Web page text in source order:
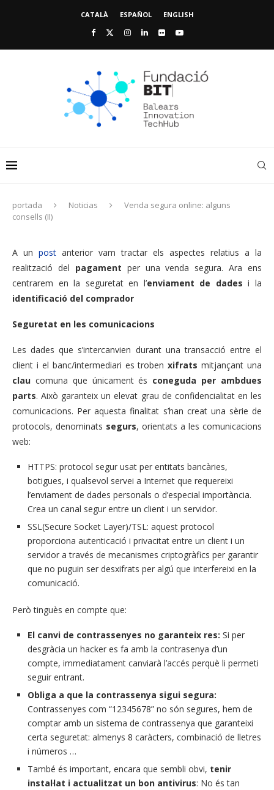
CATALÀ ESPAÑOL ENGLISH
portada Noticias
Venda segura online: alguns
consells (II)
A un post anterior vam tractar els aspectes relatius a la
realització del pagament per una venda segura. Ara ens
centrarem en la seguretat en l’enviament de dades i la
identificació del comprador
Seguretat en les comunicacions
Les dades que s’intercanvien durant una transacció entre el
client i el banc/intermediari es trobenxifrats mitjançant una
clau comuna que únicament és coneguda per ambdues
parts. Això garanteix un elevat grau de confidencialitat en les
comunicacions. Per aquesta finalitat s’han creat una sèrie de
protocols, denominats segurs, orientats a les comunicacions
web:
HTTPS: protocol segur usat per entitats bancàries,
botigues, i qualsevol servei a Internet que requereixi
l’enviament de dades personals o d’especial importància.
Crea un canal segur entre un client i un servidor.
SSL(Secure Socket Layer)/TSL: aquest protocol
proporciona autenticació i privacitat entre un client i un
servidor a través de mecanismes criptogràfics per garantir
que no puguin ser desxifrats per algú que interfereixi en la
comunicació.
Però tinguès en compte que:
El canvi de contrassenyes no garanteix res: Si per
desgràcia un hacker es fa amb la contrasenya d’un
compte, immediatament canviarà l’accés perquè li permeti
seguir entrant.
Obliga a que la contrassenya sigui segura:
Contrassenyes com “12345678” no són segures, hem de
comptar amb un sistema de contrassenya que garanteixi
certa seguretat: almenys 8 caràcters, combinació de lletres
i números …
També és important, encara que sembli obvi, tenir
instal·lat i actualitzat un bon antivirus: No és tan